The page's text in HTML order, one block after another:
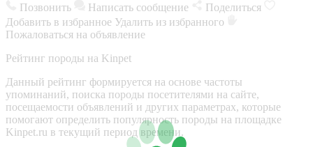
Позвонить Написать сообщение
Поделиться
Добавить в избранное Удалить из избранного
Пожаловаться на объявление
Рейтинг породы на Kinpet
Данный рейтинг формируется на основе частоты
упоминаний, поиска породы посетителями на сайте,
посещаемости объявлений и других параметрах, которые
помогают определить популярность породы на площадке
Kinpet.ru в текущий период времени.